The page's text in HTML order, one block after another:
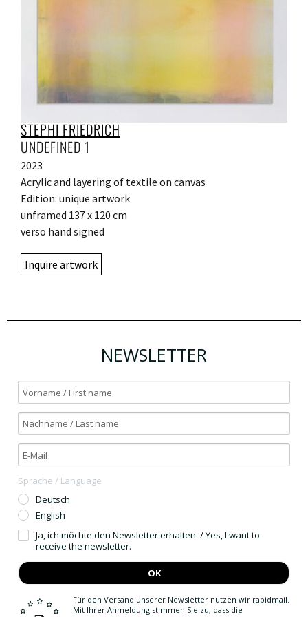
STEPHI FRIEDRICH
UNDEFINED 1
2023
Acrylic and layering of textile on canvas
Edition: unique artwork
unframed 137 x 120 cm
verso hand signed
Inquire artwork
NEWSLETTER
Sprache / Language
Deutsch
English
Ja, ich möchte den Newsletter erhalten. / Yes, I want to
receive the newsletter.
OK
Für den Versand unserer Newsletter nutzen wir rapidmail.
Mit Ihrer Anmeldung stimmen Sie zu, dass die